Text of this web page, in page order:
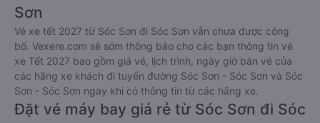
Sơn
Vé xe tết 2027 từ Sóc Sơn đi Sóc Sơn vẫn chưa được công
bố. Vexere.com sẽ sớm thông báo cho các bạn thông tin vé
xe Tết 2027 bao gồm giá vé, lịch trình, ngày giờ bán vé của
các hãng xe khách đi tuyến đường Sóc Sơn - Sóc Sơn và Sóc
Sơn - Sóc Sơn ngay khi có thông tin từ các hãng xe.
Đặt vé máy bay giá rẻ từ Sóc Sơn đi Sóc